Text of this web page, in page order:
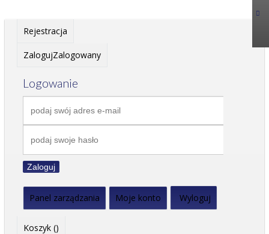
Rejestracja
ZalogujZalogowany
Logowanie
Zaloguj
Panel zarządzania Moje konto Wyloguj
Koszyk ()